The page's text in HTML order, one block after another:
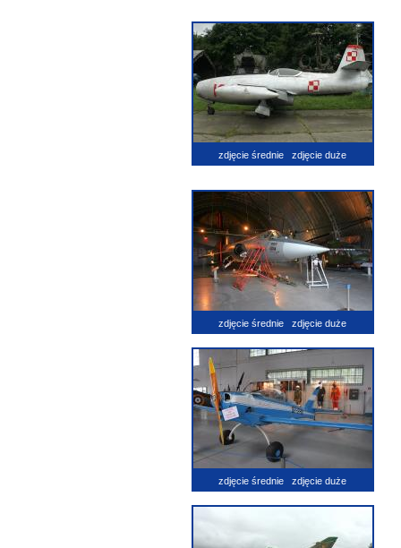
zdjęcie średnie zdjęcie duże
zdjęcie średnie zdjęcie duże
zdjęcie średnie zdjęcie duże